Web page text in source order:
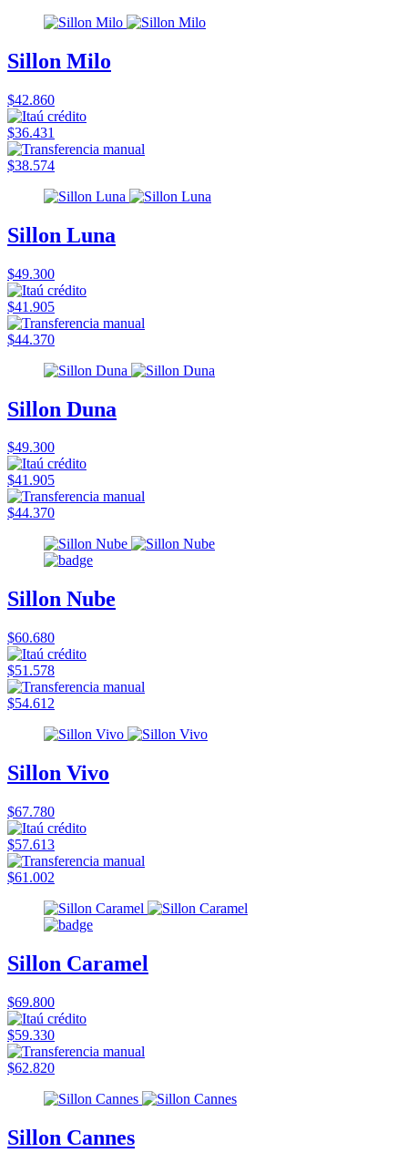
Sillon Milo
$42.860
$36.431
$38.574
Sillon Luna
$49.300
$41.905
$44.370
Sillon Duna
$49.300
$41.905
$44.370
Sillon Nube
$60.680
$51.578
$54.612
Sillon Vivo
$67.780
$57.613
$61.002
Sillon Caramel
$69.800
$59.330
$62.820
Sillon Cannes